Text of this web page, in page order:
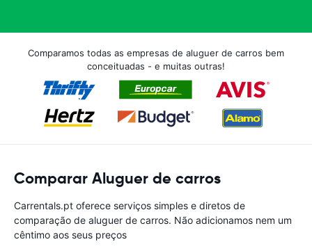
Comparamos todas as empresas de aluguer de carros bem
conceituadas - e muitas outras!
Comparar Aluguer de carros
Carrentals.pt oferece serviços simples e diretos de
comparação de aluguer de carros. Não adicionamos nem um
cêntimo aos seus preços